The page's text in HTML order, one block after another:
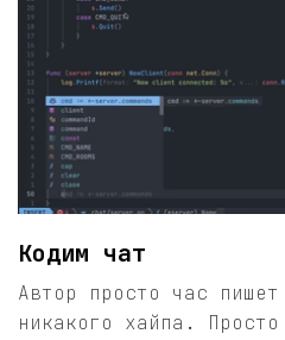
Кодим чат
Автор просто час
никакого хайпа.